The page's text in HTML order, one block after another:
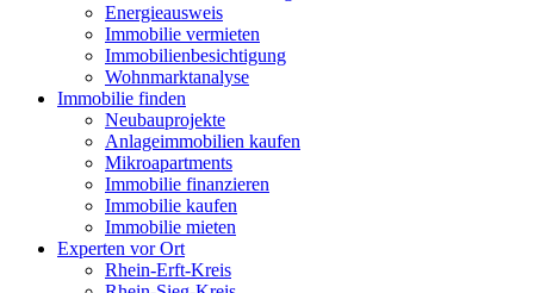
Energieausweis
Immobilie vermieten
Immobilienbesichtigung
Wohnmarktanalyse
Immobilie finden
Neubauprojekte
Anlageimmobilien kaufen
Mikroapartments
Immobilie finanzieren
Immobilie kaufen
Immobilie mieten
Experten vor Ort
Rhein-Erft-Kreis